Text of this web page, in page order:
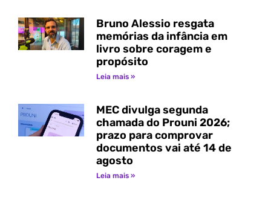
Bruno Alessio resgata
memórias da infância em
livro sobre coragem e
propósito
Leia mais »
MEC divulga segunda
chamada do Prouni 2026;
prazo para comprovar
documentos vai até 14 de
agosto
Leia mais »